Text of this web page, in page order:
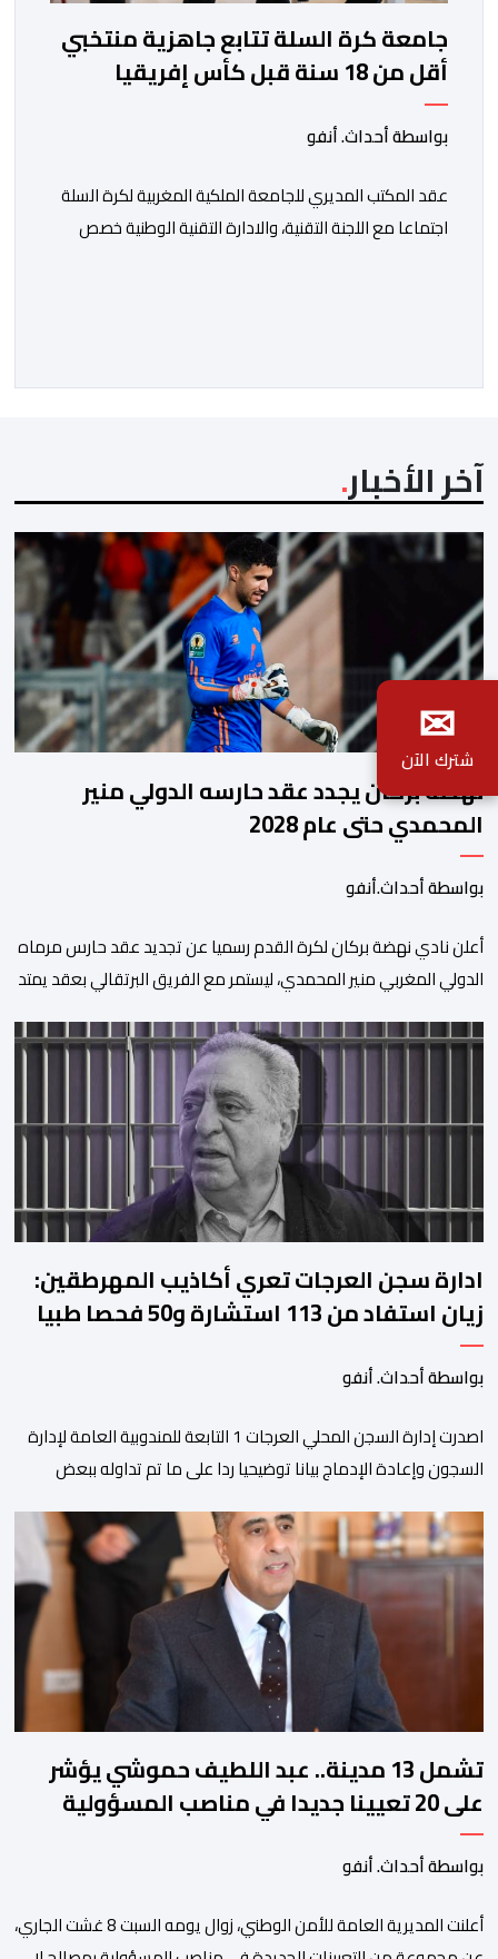
جامعة كرة السلة تتابع جاهزية منتخبي
أقل من 18 سنة قبل كأس إفريقيا
بواسطة أحداث. أنفو
عقد المكتب المديري للجامعة الملكية المغربية لكرة السلة
اجتماعا مع اللجنة التقنية، والادارة التقنية الوطنية خصص
من طرف اللجنة التقنية التي واكبت كل […]
آخر الأخبار
نهضة بركان يجدد عقد حارسه الدولي منير
المحمدي حتى عام 2028
بواسطة أحداث.أنفو
​أعلن نادي نهضة بركان لكرة القدم رسميا عن تجديد عقد حارس مرماه
الدولي المغربي منير المحمدي، ليستمر مع الفريق البرتقالي بعقد يمتد
على منصات التواصل الاجتماعي، مصحوبا بعبارة “الرحلة مستمرة”، في
إشارة إلى رغبة الإدارة في الحفاظ على ركائز الفريق والتعزيز من
ادارة سجن العرجات تعري أكاذيب المهرطقين:
زيان استفاد من 113 استشارة و50 فحصا طبيا
بواسطة أحداث. أنفو
اصدرت إدارة السجن المحلي العرجات 1 التابعة للمندوبية العامة لإدارة
السجون وإعادة الإدماج بيانا توضيحيا ردا على ما تم تداوله ببعض
زيان، المعتقل بالمؤسسة ذاتها، وذلك لتنوير الرأي العام بالحقائق
والمعطيات الدقيقة.واوضحت إدارة المؤسسة السجنية أن المعني
بالأمر يستفيد منذ إيداعه من تتبع طبي منتظم ومستمر وفقا […]
تشمل 13 مدينة.. عبد اللطيف حموشي يؤشر
على 20 تعيينا جديدا في مناصب المسؤولية
بمصالح الأمن الوطني
بواسطة أحداث. أنفو
أعلنت المديرية العامة للأمن الوطني، زوال يومه السبت 8 غشت الجاري،
✉
شترك الآن